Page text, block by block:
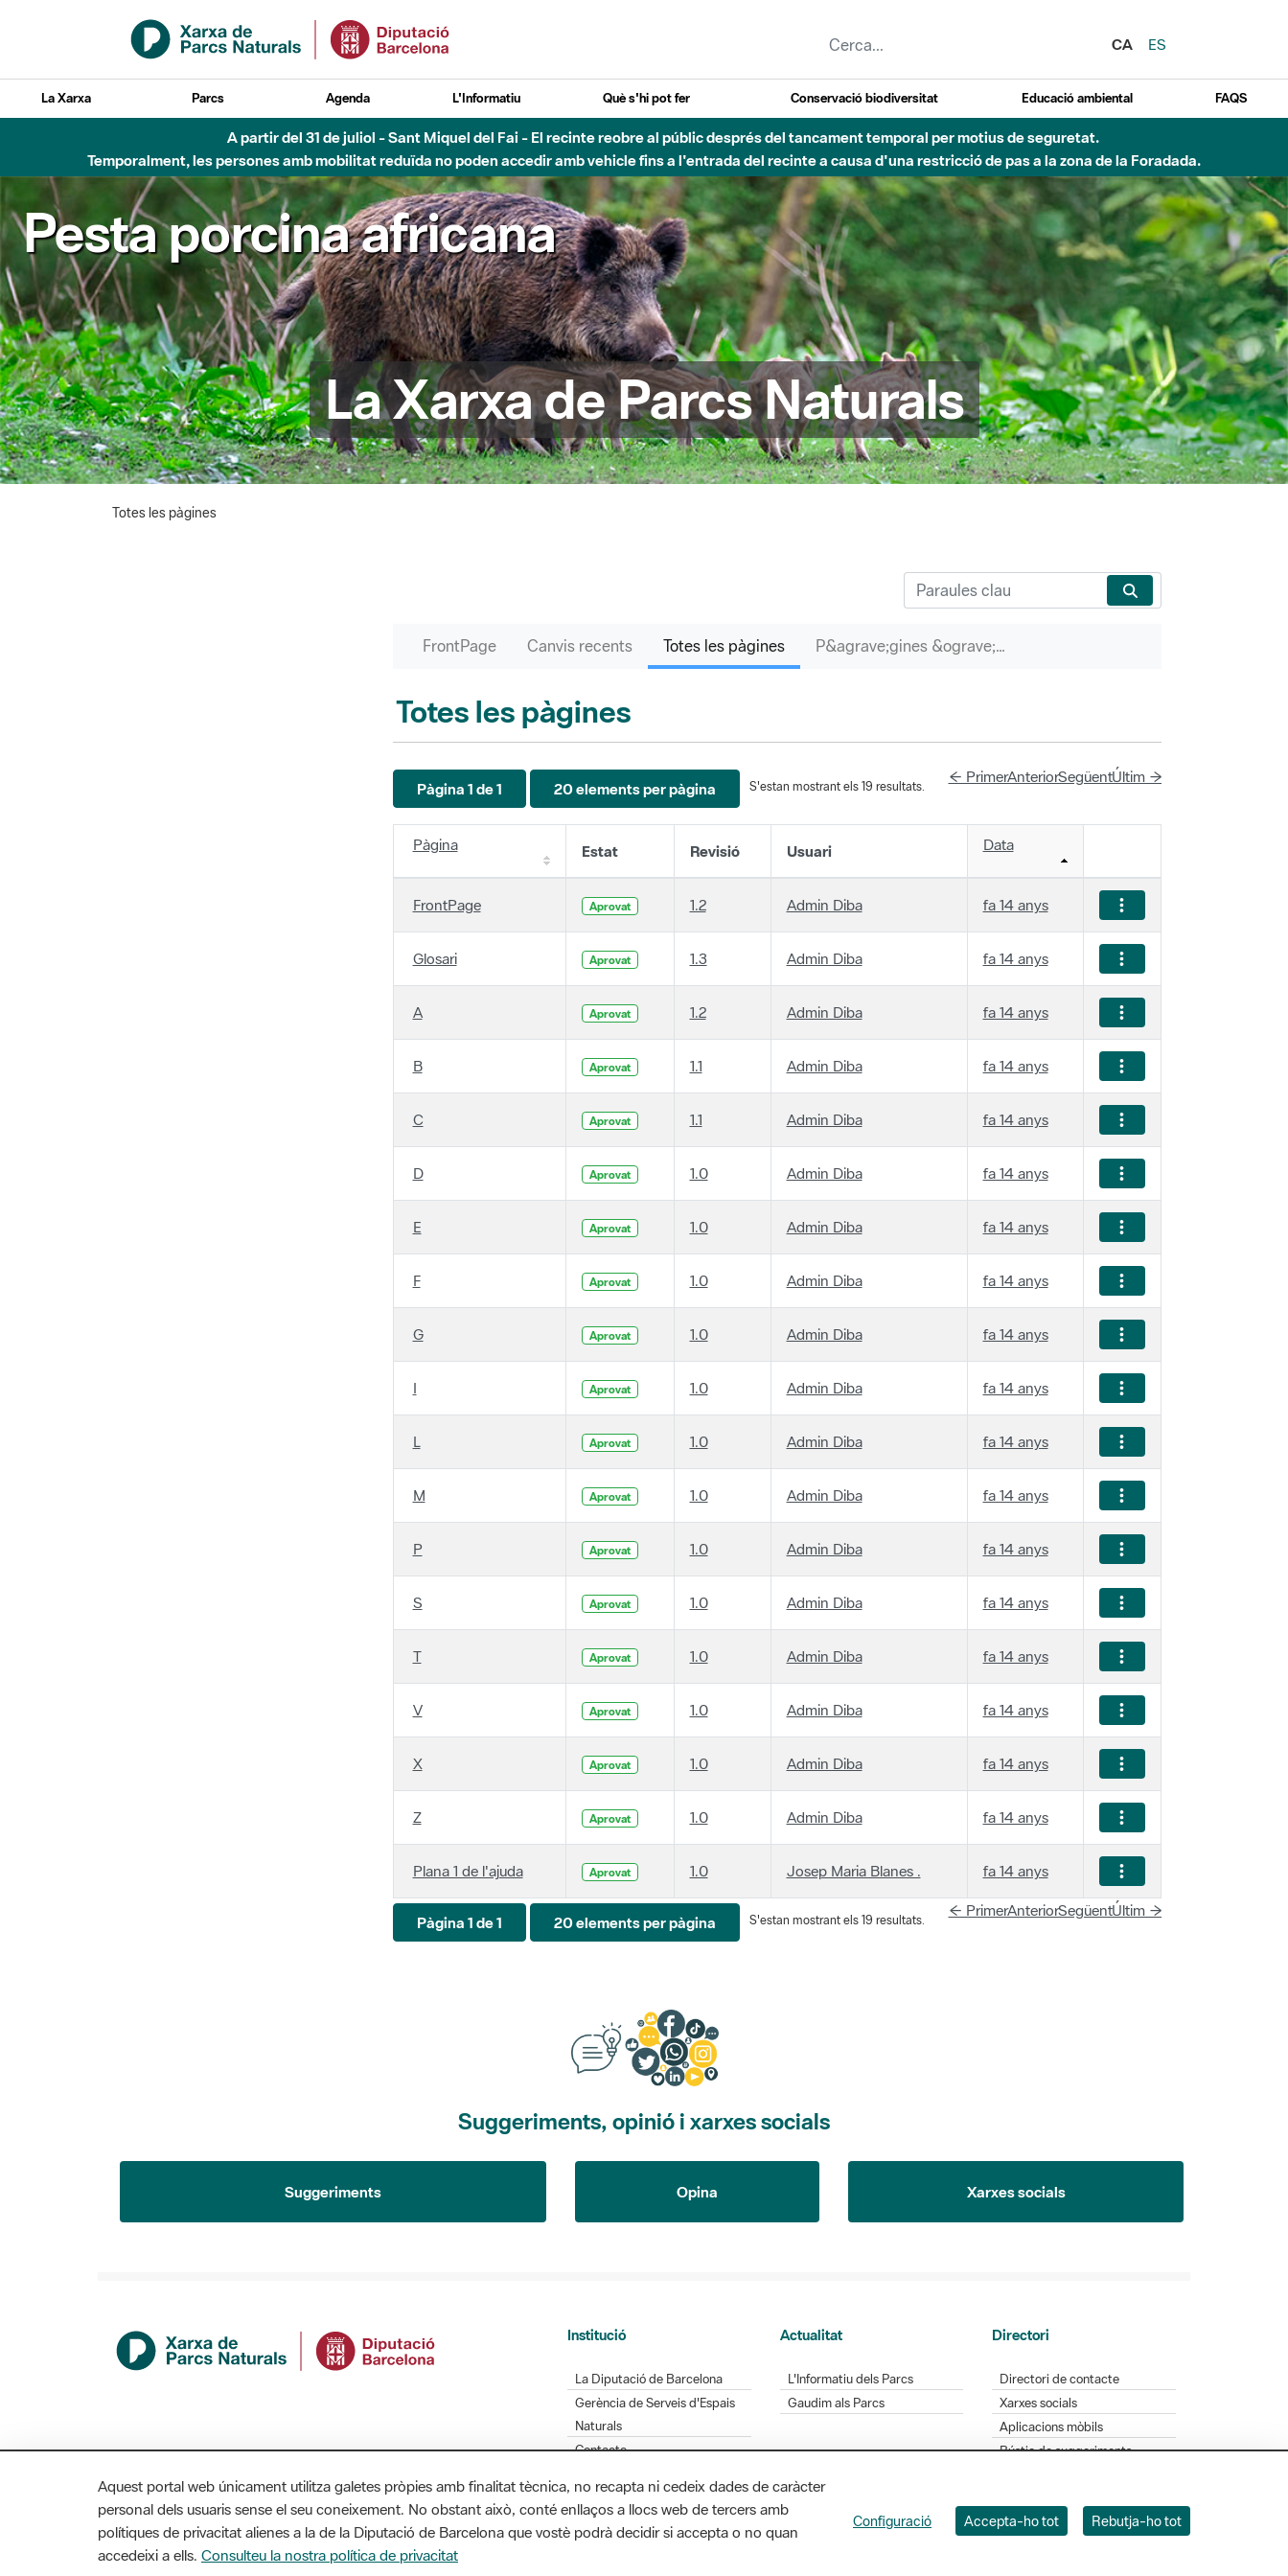
Salta al contingut principal
CA
ES
La Xarxa Parcs Agenda L'Informatiu Què s'hi pot fer Conservació biodiversitat Educació ambiental FAQS
5 d'agost - Sant Llorenç-Obac - Nivell 3 del Pla Alfa (perill molt alt d'incendi)
Pesta porcina africana
La Xarxa de Parcs Naturals
Pàgina 1 de 1 20 elements per pàgina
Pàgina Estat Revisió Usuari Data
FrontPage 1.2 Admin Diba fa 14 anys
Glosari Aprovat 1.3 Admin Diba fa 14 anys
A 1.2 Admin Diba fa 14 anys
B Aprovat 1.1 Admin Diba fa 14 anys
C 1.1 Admin Diba fa 14 anys
D Aprovat 1.0 Admin Diba fa 14 anys
E 1.0 Admin Diba fa 14 anys
F Aprovat 1.0 Admin Diba fa 14 anys
G 1.0 Admin Diba fa 14 anys
I Aprovat 1.0 Admin Diba fa 14 anys
L 1.0 Admin Diba fa 14 anys
M Aprovat 1.0 Admin Diba fa 14 anys
P 1.0 Admin Diba fa 14 anys
S Aprovat 1.0 Admin Diba fa 14 anys
T 1.0 Admin Diba fa 14 anys
V Aprovat 1.0 Admin Diba fa 14 anys
X 1.0 Admin Diba fa 14 anys
Z Aprovat 1.0 Admin Diba fa 14 anys
Plana 1 de l'ajuda 1.0 Josep Maria Blanes . fa 14 anys
Pàgina 1 de 1 20 elements per pàgina S'estan mostrant els 19 resultats.
SegüentÚltim →
Gerència de Serveis d'Espais
Naturals
Contacte
Gaudim als Parcs
Xarxes socials
Aplicacions mòbils
Bústia de suggeriments
Opineu sobre els parcs
MAPA WEB AVÍS LEGAL
Diputació de Barcelona. Edifici Llacuna, 1a planta. Badajoz, 49. 08005 Barcelona. Tel. 934 022 428
/ xarxaparcs@diba.cat
Aquest portal web únicament utilitza galetes pròpies amb finalitat tècnica, no recapta ni cedeix dades de caràcter
personal dels usuaris sense el seu coneixement. No obstant això, conté enllaços a llocs web de tercers amb
polítiques de privacitat alienes a la de la Diputació de Barcelona que vostè podrà decidir si accepta o no quan
accedeixi a ells. Consulteu la nostra política de privacitat
Configuració Accepta-ho tot Rebutja-ho tot